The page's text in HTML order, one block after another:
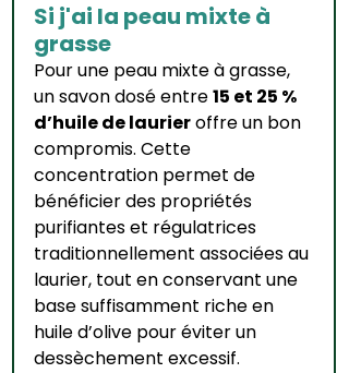
Si j'ai la peau mixte à
grasse
Pour une peau mixte à grasse,
un savon dosé entre 15 et 25 %
d’huile de laurier offre un bon
compromis. Cette
concentration permet de
bénéficier des propriétés
purifiantes et régulatrices
traditionnellement associées au
laurier, tout en conservant une
base suffisamment riche en
huile d’olive pour éviter un
dessèchement excessif.